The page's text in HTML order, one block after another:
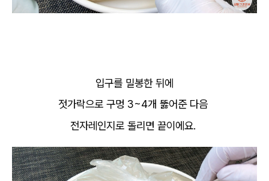
입구를 밀봉한 뒤에
젓가락으로 구멍 3~4개 뚫어준 다음
전자레인지로 돌리면 끝이에요.